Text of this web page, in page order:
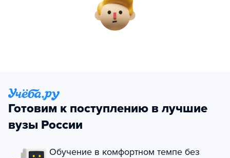
Готовим к поступлению в лучшие
вузы России
Обучение в комфортном темпе без